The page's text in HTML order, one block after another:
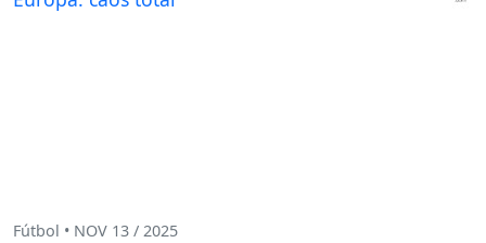
Fútbol • NOV 13 / 2025